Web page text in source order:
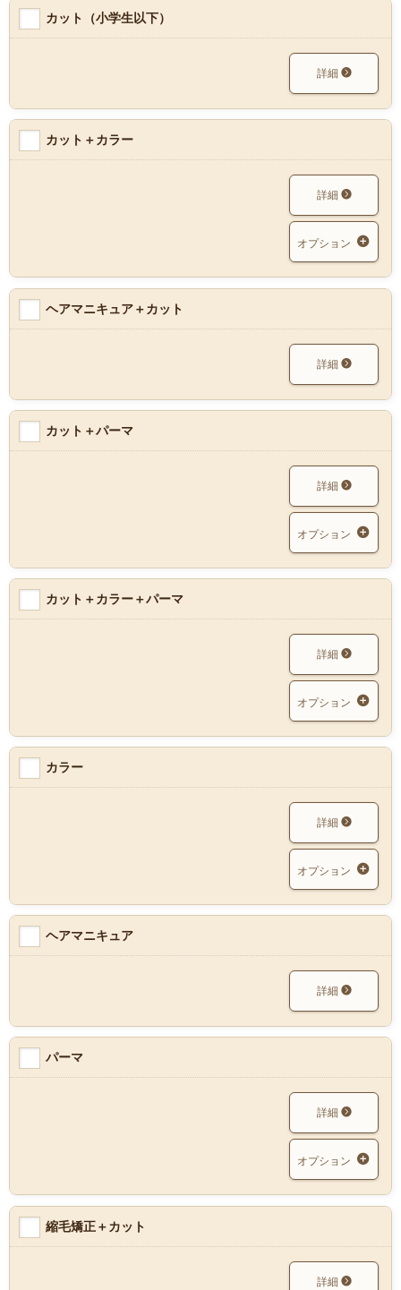
カット（小学生以下）
詳細
カット＋カラー
詳細
オプション
ヘアマニキュア＋カット
詳細
カット＋パーマ
詳細
オプション
カット＋カラー＋パーマ
詳細
オプション
カラー
詳細
オプション
ヘアマニキュア
詳細
パーマ
詳細
オプション
縮毛矯正＋カット
詳細